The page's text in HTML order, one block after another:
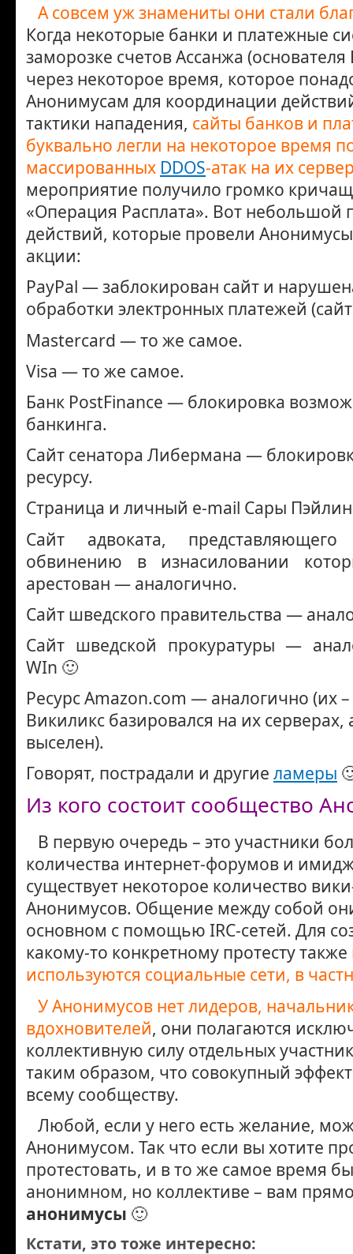
А совсем уж знамениты они стали
Когда некоторые банки и платежные
заморозке счетов Ассанжа
через некоторое время, которое
Анонимусам для координации
тактики нападения, сайты банков и
буквально легли на некоторое время
массированных DDOS-атак на их
мероприятие получило громко
«Операция Расплата». Вот небольшой
действий, которые провели
акции:
PayPal — заблокирован сайт и
обработки электронных платежей
Mastercard — то же самое.
Visa — то же самое.
Банк PostFinance — блокировка
банкинга.
Сайт сенатора Либермана —
ресурсу.
Страница и личный e-mail Сары
Сайт адвоката,
обвинению в изнасиловании
арестован — аналогично.
Сайт шведского правительства —
Сайт шведской прокуратуры —
WIn 🙂
Ресурс Amazon.com — аналогично (их –
Викиликс базировался на их
выселен).
Говорят, пострадали и другие ламеры
Из кого состоит сообщество
В первую очередь – это участники
количества интернет-форумов и
существует некоторое количество
Анонимусов. Общение между собой
основном с помощью IRC-сетей. Для
какому-то конкретному протесту также
используются социальные сети, в
У Анонимусов нет лидеров,
вдохновителей, они полагаются
коллективную силу отдельных
таким образом, что совокупный
всему сообществу.
Любой, если у него есть желание,
Анонимусом. Так что если вы хотите
протестовать, и в то же самое время
анонимном, но коллективе – вам
анонимусы 🙂
Кстати, это тоже интересно: